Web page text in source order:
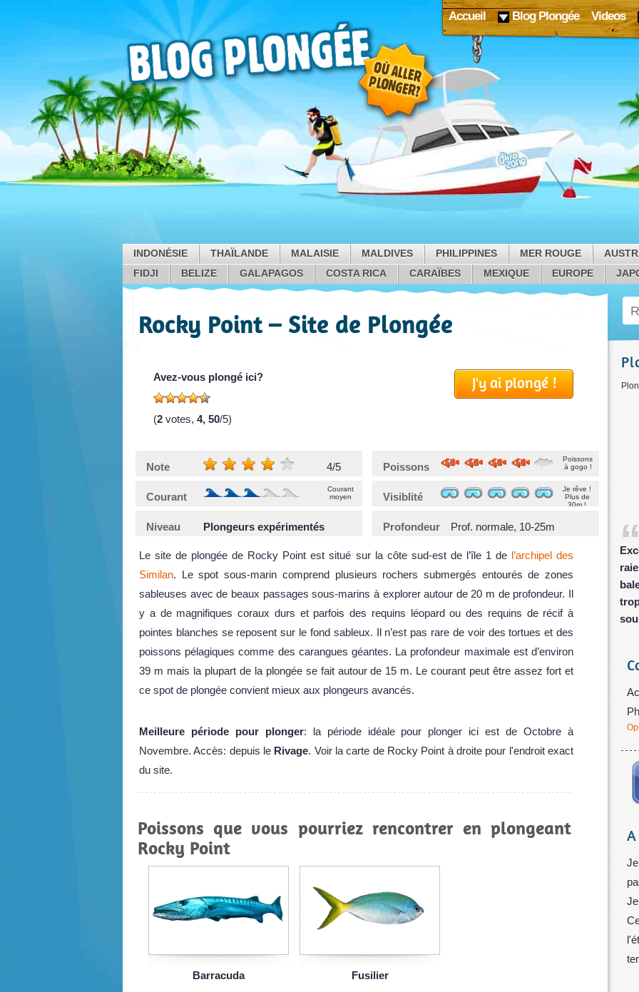
Accueil Blog Plongée Videos
INDONÉSIE THAÏLANDE MALAISIE MALDIVES PHILIPPINES MER ROUGE
FIDJI
BELIZE GALAPAGOS COSTA RICA CARAÏBES MEXIQUE EUROPE
Rocky Point – Site de Plongée
J'y ai plongé !
Avez-vous plongé ici?
(2 votes, 4, 50/5)
Note 4/5 Poissons
Poissons
à gogo !
Courant
Courant
moyen
Visiblité
Je rêve !
Plus de
30m !
Niveau Plongeurs expérimentés Profondeur Prof. normale, 10-25m
Le site de plongée de Rocky Point est situé sur la côte sud-est de l’île 1 de l’archipel des
Similan. Le spot sous-marin comprend plusieurs rochers submergés entourés de zones
sableuses avec de beaux passages sous-marins à explorer autour de 20 m de profondeur. Il
y a de magnifiques coraux durs et parfois des requins léopard ou des requins de récif à
pointes blanches se reposent sur le fond sableux. Il n’est pas rare de voir des tortues et des
poissons pélagiques comme des carangues géantes. La profondeur maximale est d’environ
39 m mais la plupart de la plongée se fait autour de 15 m. Le courant peut être assez fort et
ce spot de plongée convient mieux aux plongeurs avancés.
Meilleure période pour plonger: la période idéale pour plonger ici est de Octobre à
Novembre. Accès: depuis le Rivage. Voir la carte de Rocky Point à droite pour l'endroit exact
du site.
Poissons que vous pourriez rencontrer en plongeant
Rocky Point
Barracuda Fusilier